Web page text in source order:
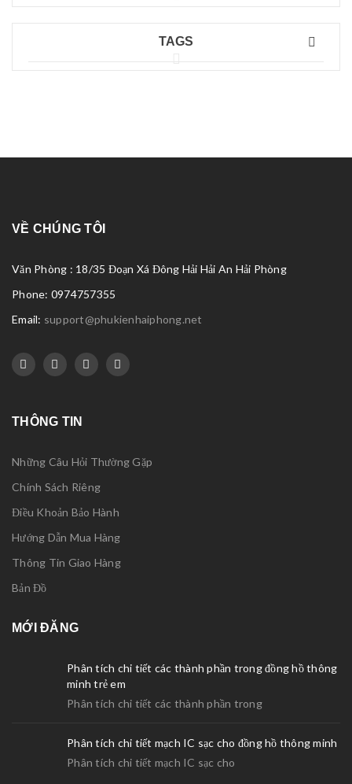
TAGS
VỀ CHÚNG TÔI
Văn Phòng : 18/35 Đoạn Xá Đông Hải Hải An Hải Phòng
Phone: 0974757355
Email: support@phukienhaiphong.net
THÔNG TIN
Những Câu Hỏi Thường Gặp
Chính Sách Riêng
Điều Khoản Bảo Hành
Hướng Dẫn Mua Hàng
Thông Tin Giao Hàng
Bản Đồ
MỚI ĐĂNG
Phân tích chi tiết các thành phần trong đồng hồ thông
minh trẻ em
Phân tích chi tiết các thành phần trong
Phân tích chi tiết mạch IC sạc cho đồng hồ thông minh
Phân tích chi tiết mạch IC sạc cho